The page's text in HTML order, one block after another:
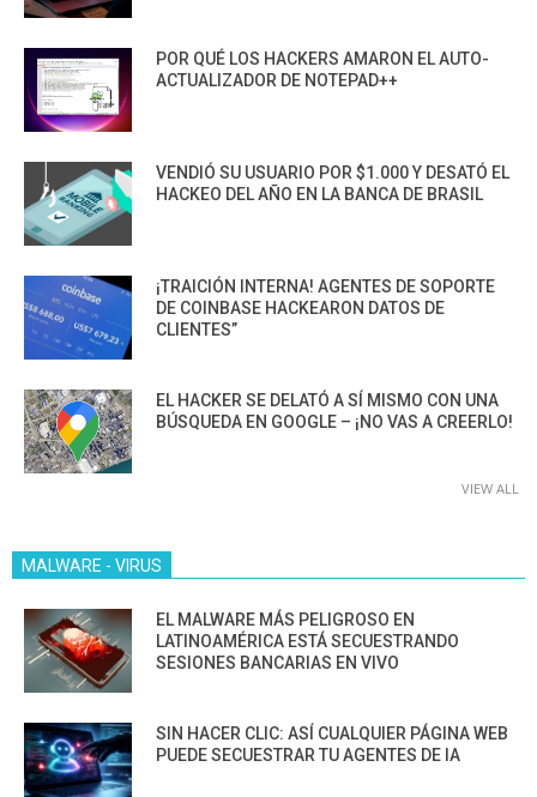
POR QUÉ LOS HACKERS AMARON EL AUTO-
ACTUALIZADOR DE NOTEPAD++
VENDIÓ SU USUARIO POR $1.000 Y DESATÓ EL
HACKEO DEL AÑO EN LA BANCA DE BRASIL
¡TRAICIÓN INTERNA! AGENTES DE SOPORTE
DE COINBASE HACKEARON DATOS DE
CLIENTES”
EL HACKER SE DELATÓ A SÍ MISMO CON UNA
BÚSQUEDA EN GOOGLE – ¡NO VAS A CREERLO!
VIEW ALL
MALWARE - VIRUS
EL MALWARE MÁS PELIGROSO EN
LATINOAMÉRICA ESTÁ SECUESTRANDO
SESIONES BANCARIAS EN VIVO
SIN HACER CLIC: ASÍ CUALQUIER PÁGINA WEB
PUEDE SECUESTRAR TU AGENTES DE IA